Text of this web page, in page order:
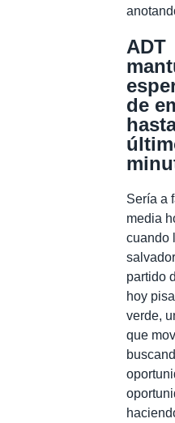
ADT
de
Sería a
media
cuando
partido
hoy
verde,
que